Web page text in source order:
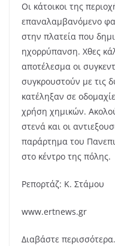
Οι κάτοικοι της
επαναλαμβανόμενο
στην πλατεία που
ηχορρύπανση. Χθες
αποτέλεσμα οι
συγκρουστούν με τις
κατέληξαν σε
χρήση χημικών.
στενά και οι
παράρτημα του
στο κέντρο της πόλης.
Ρεπορτάζ: Κ. Στάμου
www.ertnews.gr
Διαβάστε